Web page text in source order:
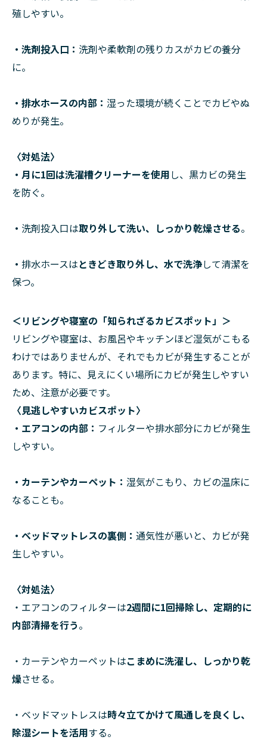
殖しやすい。
・洗剤投入口 ： 洗剤や柔軟剤の残りカスがカビの養分
に。
・排水ホースの内部 ： 湿った環境が続くことでカビやぬ
めりが発生。
〈対処法〉
・ 月に1回は洗濯槽クリーナーを使用し、黒カビの発生
を防ぐ。
・ 洗剤投入口は取り外して洗い、しっかり乾燥させる。
・ 排水ホースはときどき取り外し、水で洗浄して清潔を
保つ。
＜リビングや寝室の「知られざるカビスポット」＞
リビングや寝室は、お風呂やキッチンほど湿気がこもる
わけではありませんが、それでもカビが発生することが
あります。特に、見えにくい場所にカビが発生しやすい
ため、注意が必要です。
〈見逃しやすいカビスポット〉
・エアコンの内部 ： フィルターや排水部分にカビが発生
しやすい。
・カーテンやカーペット ： 湿気がこもり、カビの温床に
なることも。
・ベッドマットレスの裏側 ： 通気性が悪いと、カビが発
生しやすい。
〈対処法〉
・エアコンのフィルターは2週間に1回掃除し、定期的に
内部清掃を行う。
・カーテンやカーペットはこまめに洗濯し、しっかり乾
燥させる。
・ベッドマットレスは時々立てかけて風通しを良くし、
除湿シートを活用する。